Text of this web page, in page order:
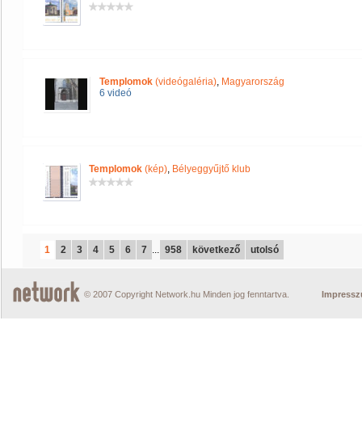
Templomok (videógaléria), Magyarország
6 videó
Templomok (kép), Bélyeggyűjtő klub
1 2 3 4 5 6 7 ... 958 következő utolsó
© 2007 Copyright Network.hu Minden jog fenntartva.